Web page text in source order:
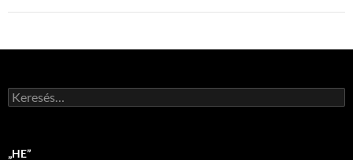
Keresés:
„HE”